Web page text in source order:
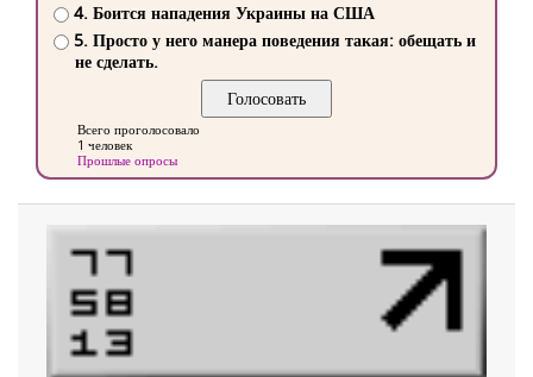
4. Боится нападения Украины на США
5. Просто у него манера поведения такая: обещать и
не сделать.
Всего проголосовало
1 человек
Прошлые опросы